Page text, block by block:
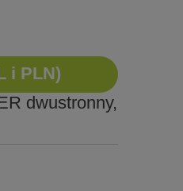
i PLN)
dwustronny,